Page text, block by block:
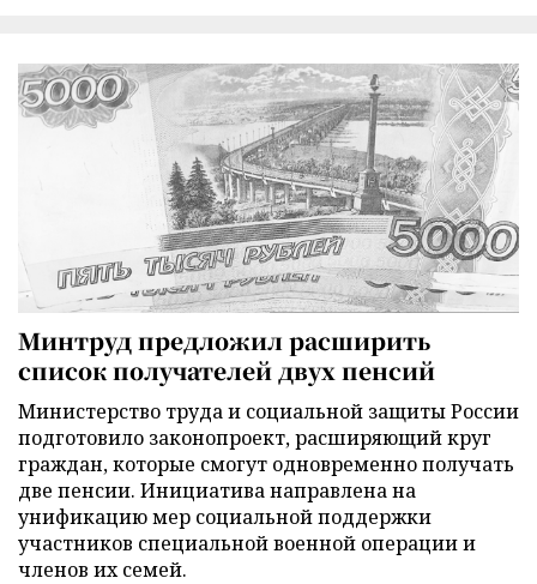
Минтруд предложил расширить
список получателей двух пенсий
Министерство труда и социальной защиты России
подготовило законопроект, расширяющий круг
граждан, которые смогут одновременно получать
две пенсии. Инициатива направлена на
унификацию мер социальной поддержки
участников специальной военной операции и
членов их семей.